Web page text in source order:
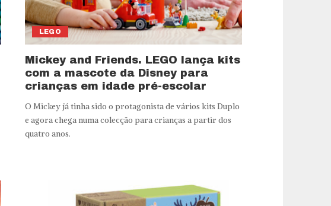
LEGO
Mickey and Friends. LEGO lança kits
com a mascote da Disney para
crianças em idade pré-escolar
O Mickey já tinha sido o protagonista de vários kits Duplo
e agora chega numa colecção para crianças a partir dos
quatro anos.